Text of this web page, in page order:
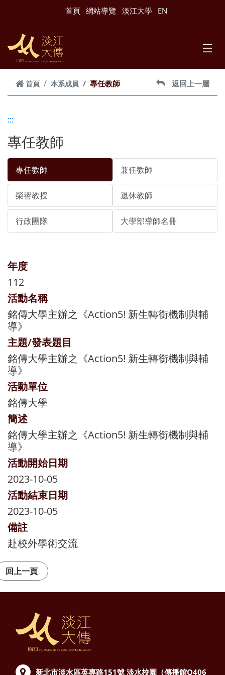
首頁 網站導覽 淡江大學 EN
首頁 本系成員 專任教師 返回上一層
:::
專任教師
專任教師 兼任教師
榮譽教授 退休教師
行政團隊 大學部導師名冊
年度
112
活動名稱
銘傳大學主辦之《Action5! 新生轉銜機制與輔
導》
主題/發表題目
銘傳大學主辦之《Action5! 新生轉銜機制與輔
導》
活動單位
銘傳大學
簡述
銘傳大學主辦之《Action5! 新生轉銜機制與輔
導》
活動開始日期
2023-10-05
活動結束日期
2023-10-05
備註
赴校外學術交流
新北市淡水區英專路151號 淡水校園（傳播館Q406